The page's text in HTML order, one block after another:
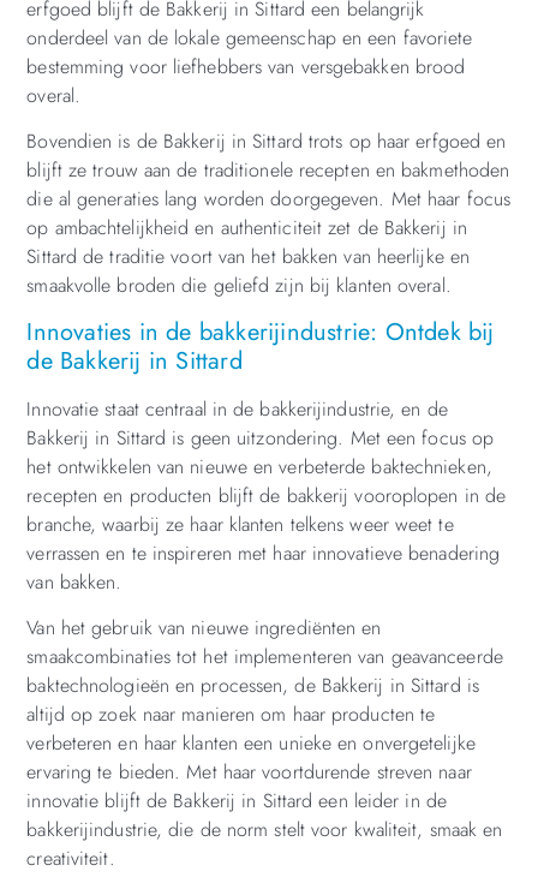
erfgoed blijft de Bakkerij in Sittard een belangrijk
onderdeel van de lokale gemeenschap en een favoriete
bestemming voor liefhebbers van versgebakken brood
overal.
Bovendien is de Bakkerij in Sittard trots op haar erfgoed en
blijft ze trouw aan de traditionele recepten en bakmethoden
die al generaties lang worden doorgegeven. Met haar focus
op ambachtelijkheid en authenticiteit zet de Bakkerij in
Sittard de traditie voort van het bakken van heerlijke en
smaakvolle broden die geliefd zijn bij klanten overal.
Innovaties in de bakkerijindustrie: Ontdek bij
de Bakkerij in Sittard
Innovatie staat centraal in de bakkerijindustrie, en de
Bakkerij in Sittard is geen uitzondering. Met een focus op
het ontwikkelen van nieuwe en verbeterde baktechnieken,
recepten en producten blijft de bakkerij vooroplopen in de
branche, waarbij ze haar klanten telkens weer weet te
verrassen en te inspireren met haar innovatieve benadering
van bakken.
Van het gebruik van nieuwe ingrediënten en
smaakcombinaties tot het implementeren van geavanceerde
baktechnologieën en processen, de Bakkerij in Sittard is
altijd op zoek naar manieren om haar producten te
verbeteren en haar klanten een unieke en onvergetelijke
ervaring te bieden. Met haar voortdurende streven naar
innovatie blijft de Bakkerij in Sittard een leider in de
bakkerijindustrie, die de norm stelt voor kwaliteit, smaak en
creativiteit.